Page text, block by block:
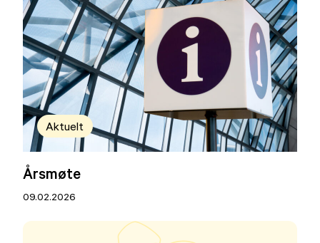
Aktuelt
Årsmøte
09.02.2026